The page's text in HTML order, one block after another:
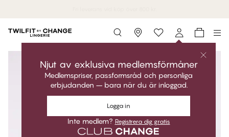
Storefinder
Njut av exklusiva medlemsförmåner
Medlemspriser, passformsråd och personliga
erbjudanden – bara när du är inloggad.
Logga in
Inte medlem? Registrera dig gratis